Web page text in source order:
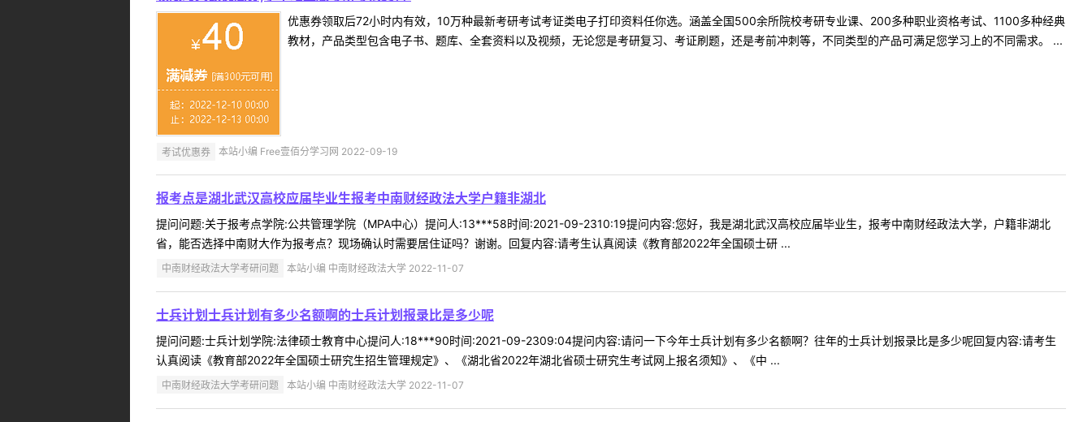
优惠券领取后72小时内有效，10万种最新考研考试考证类电子打印资料任你选。涵盖全国500余所院校考研专业课、200多种职业资格考试、1100多种经典
教材，产品类型包含电子书、题库、全套资料以及视频，无论您是考研复习、考证刷题，还是考前冲刺等，不同类型的产品可满足您学习上的不同需求。 ...
考试优惠券 本站小编 Free壹佰分学习网 2022-09-19
报考点是湖北武汉高校应届毕业生报考中南财经政法大学户籍非湖北
提问问题:关于报考点学院:公共管理学院（MPA中心）提问人:13***58时间:2021-09-2310:19提问内容:您好，我是湖北武汉高校应届毕业生，报考中南财经政法大学，户籍非湖北
省，能否选择中南财大作为报考点？现场确认时需要居住证吗？谢谢。回复内容:请考生认真阅读《教育部2022年全国硕士研 ...
中南财经政法大学考研问题 本站小编 中南财经政法大学 2022-11-07
士兵计划士兵计划有多少名额啊的士兵计划报录比是多少呢
提问问题:士兵计划学院:法律硕士教育中心提问人:18***90时间:2021-09-2309:04提问内容:请问一下今年士兵计划有多少名额啊？往年的士兵计划报录比是多少呢回复内容:请考生
认真阅读《教育部2022年全国硕士研究生招生管理规定》、《湖北省2022年湖北省硕士研究生考试网上报名须知》、《中 ...
中南财经政法大学考研问题 本站小编 中南财经政法大学 2022-11-07